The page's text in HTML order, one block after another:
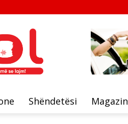
FOL
Shëndetësi